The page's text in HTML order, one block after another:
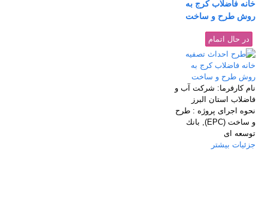
خانه فاضلاب كرج به
روش طرح و ساخت
در حال اتمام
نام كارفرما: شركت آب و
فاضلاب استان البرز
نحوه اجرای پروژه : طرح
و ساخت (EPC), بانك
توسعه ای
جزئیات بیشتر